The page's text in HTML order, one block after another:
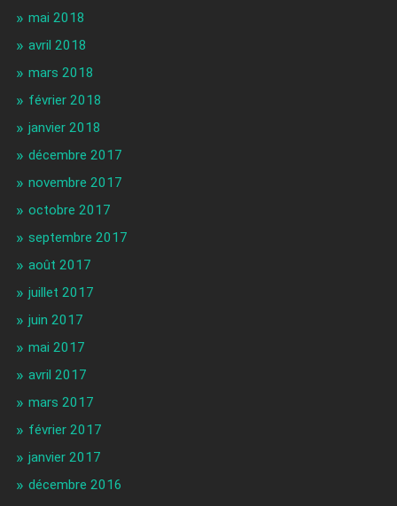
mai 2018
avril 2018
mars 2018
février 2018
janvier 2018
décembre 2017
novembre 2017
octobre 2017
septembre 2017
août 2017
juillet 2017
juin 2017
mai 2017
avril 2017
mars 2017
février 2017
janvier 2017
décembre 2016